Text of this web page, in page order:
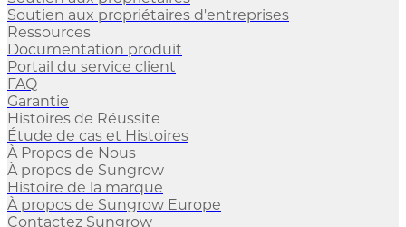
Soutien aux propriétaires d'entreprises
Ressources
Documentation produit
Portail du service client
FAQ
Garantie
Histoires de Réussite
Étude de cas et Histoires
À Propos de Nous
À propos de Sungrow
Histoire de la marque
À propos de Sungrow Europe
Contactez Sungrow